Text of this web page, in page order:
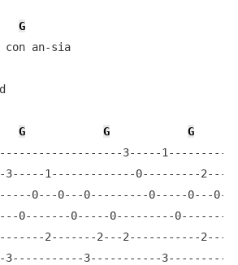
G
con an-sia
G G
G
3-----
3-----1-------------0---------
0---0---0---------0-----0---
0-------0-----0---------0-------
2-------2---2-----------
3-----------3-----------